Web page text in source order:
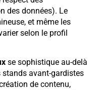
des données). Le
et même les
selon le profil
se sophistique au-delà
avant-gardistes
de contenu,